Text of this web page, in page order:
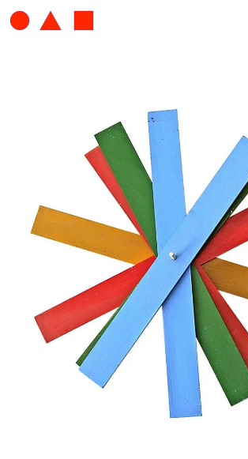
ALBERT
BIOGRAPHIE
CATALOGUE DES
CONTACT